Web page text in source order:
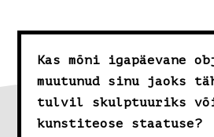
Kas mõni igapäevane
muutunud sinu jaoks
tulvil skulptuuriks või
kunstiteose staatuse?